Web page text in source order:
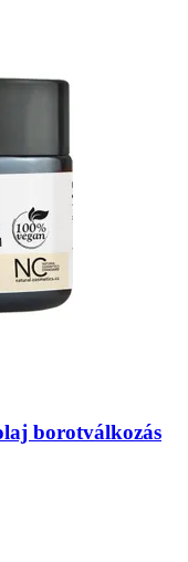
borotválkozás